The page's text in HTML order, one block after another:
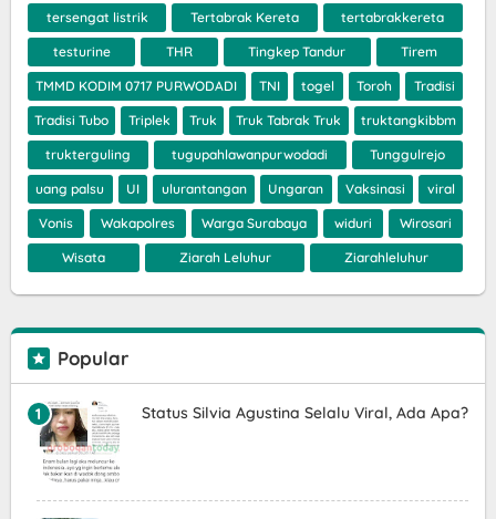
tersengat listrik Tertabrak Kereta tertabrakkereta
testurine THR Tingkep Tandur Tirem
TMMD KODIM 0717 PURWODADI TNI togel Toroh Tradisi
Tradisi Tubo Triplek Truk Truk Tabrak Truk truktangkibbm
trukterguling tugupahlawanpurwodadi Tunggulrejo
uang palsu UI ulurantangan Ungaran Vaksinasi viral
Vonis Wakapolres Warga Surabaya widuri Wirosari
Wisata Ziarah Leluhur Ziarahleluhur
Popular
Status Silvia Agustina Selalu Viral, Ada Apa?